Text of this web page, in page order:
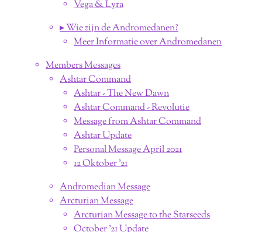
Vega & Lyra
▸ Wie zijn de Andromedanen?
Meer Informatie over Andromedanen
Members Messages
Ashtar Command
Ashtar - The New Dawn
Ashtar Command - Revolutie
Message from Ashtar Command
Ashtar Update
Personal Message April 2021
12 Oktober '21
Andromedian Message
Arcturian Message
Arcturian Message to the Starseeds